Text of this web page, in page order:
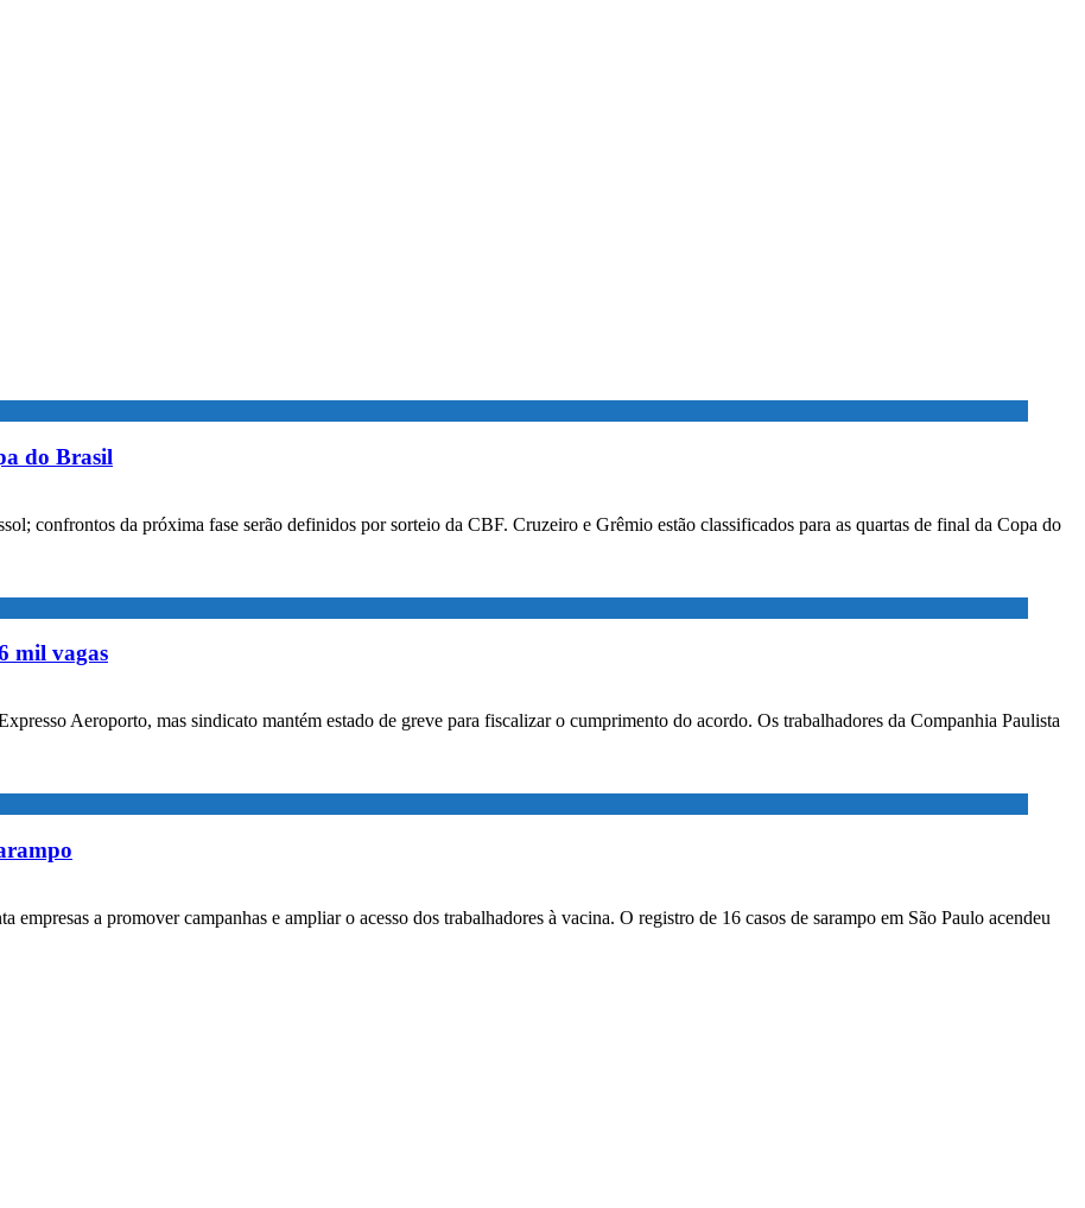
do Brasil
confrontos da próxima fase serão definidos por sorteio da CBF. Cruzeiro e Grêmio estão classificados para as quartas de final da Copa do
mil vagas
Aeroporto, mas sindicato mantém estado de greve para fiscalizar o cumprimento do acordo. Os trabalhadores da Companhia Paulista
empresas a promover campanhas e ampliar o acesso dos trabalhadores à vacina. O registro de 16 casos de sarampo em São Paulo acendeu